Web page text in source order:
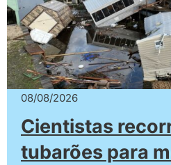
08/08/2026
Cientistas
tubarões para